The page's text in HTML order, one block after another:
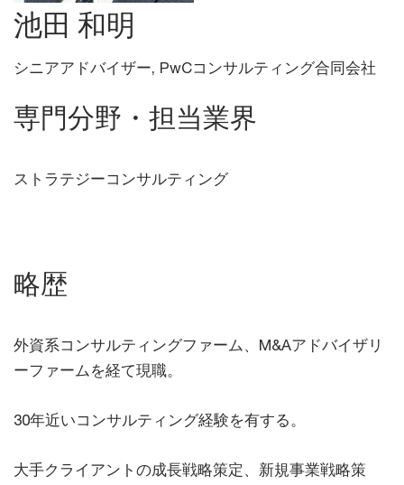
池田 和明
シニアアドバイザー, PwCコンサルティング合同会社
専門分野・担当業界
ストラテジーコンサルティング
略歴
外資系コンサルティングファーム、M&Aアドバイザリ
ーファームを経て現職。
30年近いコンサルティング経験を有する。
大手クライアントの成長戦略策定、新規事業戦略策